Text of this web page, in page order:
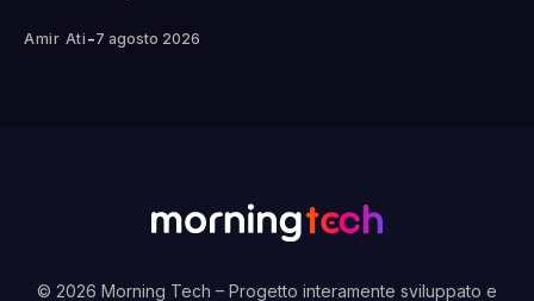
Amir Ati -7 agosto 2026
© 2026 Morning Tech – Progetto interamente sviluppato e